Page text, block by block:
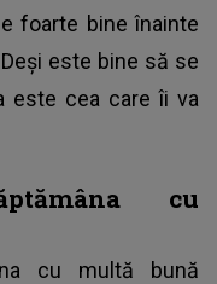
foarte bine înainte
este bine să se
este cea care îi va
cu
cu multă bună